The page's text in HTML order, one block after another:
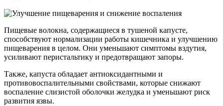
Пищевые волокна, содержащиеся в тушеной капусте,
способствуют нормализации работы кишечника и улучшению
пищеварения в целом. Они уменьшают симптомы вздутия,
усиливают перистальтику и предотвращают запоры.
Также, капуста обладает антиоксидантными и
противовоспалительными свойствами, которые снижают
воспаление слизистой оболочки желудка и уменьшают риск
развития язвы.